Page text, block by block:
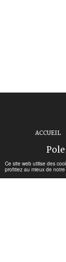
Ce site web utilise des
profitiez au mieux de
ACCUEIL